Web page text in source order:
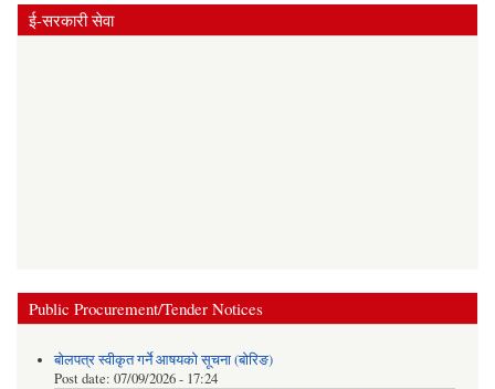
ई-सरकारी सेवा
Public Procurement/Tender Notices
बोलपत्र स्वीकृत गर्ने आषयको सूचना (बोरिङ)
Post date: 07/09/2026 - 17:24